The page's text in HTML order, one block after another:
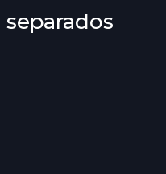
separados